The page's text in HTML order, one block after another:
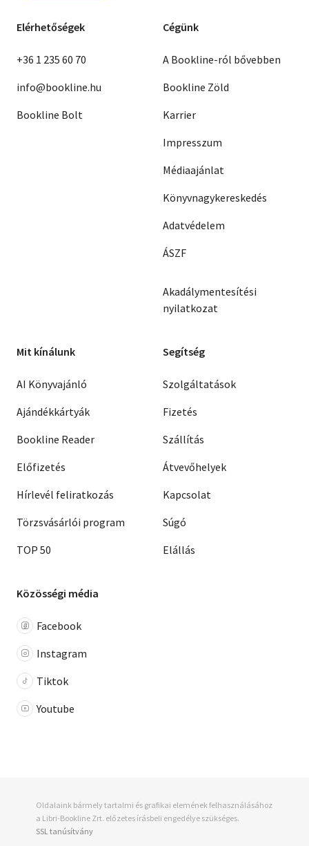
Elérhetőségek
+36 1 235 60 70
info@bookline.hu
Bookline Bolt
Cégünk
A Bookline-ról bővebben
Bookline Zöld
Karrier
Impresszum
Médiaajánlat
Könyvnagykereskedés
Adatvédelem
ÁSZF
Akadálymentesítési
nyilatkozat
Mit kínálunk
AI Könyvajánló
Ajándékkártyák
Bookline Reader
Előfizetés
Hírlevél feliratkozás
Törzsvásárlói program
TOP 50
Segítség
Szolgáltatások
Fizetés
Szállítás
Átvevőhelyek
Kapcsolat
Súgó
Elállás
Közösségi média
Facebook
Instagram
Tiktok
Youtube
Oldalaink bármely tartalmi és grafikai elemének felhasználásához
a Libri-Bookline Zrt. előzetes írásbeli engedélye szükséges.
SSL tanúsítvány